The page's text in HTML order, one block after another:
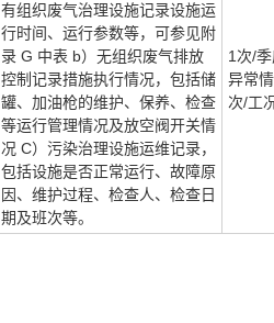
有组织废气治理设施记录设施运
行时间、运行参数等，可参见附
录 G 中表 b）无组织废气排放
控制记录措施执行情况，包括储
罐、加油枪的维护、保养、检查
等运行管理情况及放空阀开关情
况 C）污染治理设施运维记录，
包括设施是否正常运行、故障原
因、维护过程、检查人、检查日
期及班次等。
1次/
异常
次/工